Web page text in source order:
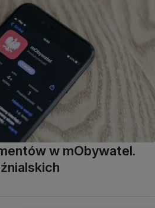
w mObywatel.